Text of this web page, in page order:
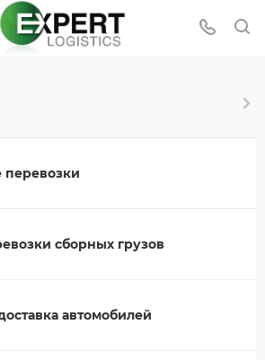
перевозки
сборных грузов
автомобилей